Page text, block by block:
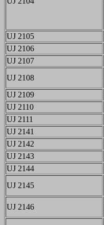
UJ 2105
UJ 2106
UJ 2107
UJ 2108
UJ 2109
UJ 2110
UJ 2111
UJ 2141
UJ 2142
UJ 2143
UJ 2144
UJ 2145
UJ 2146